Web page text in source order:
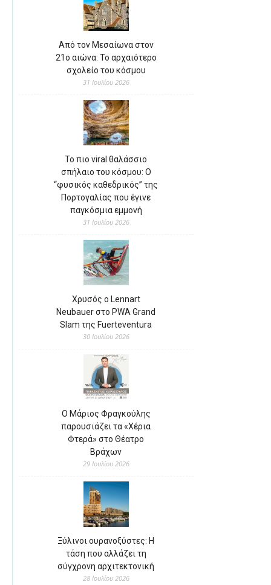
Από τον Μεσαίωνα στον
21ο αιώνα: Το αρχαιότερο
σχολείο του κόσμου
31 Ιουλίου 2026
Το πιο viral θαλάσσιο
σπήλαιο του κόσμου: Ο
“φυσικός καθεδρικός” της
Πορτογαλίας που έγινε
παγκόσμια εμμονή
31 Ιουλίου 2026
Χρυσός ο Lennart
Neubauer στο PWA Grand
Slam της Fuerteventura
30 Ιουλίου 2026
Ο Μάριος Φραγκούλης
παρουσιάζει τα «Χέρια
Φτερά» στο Θέατρο
Βράχων
29 Ιουλίου 2026
Ξύλινοι ουρανοξύστες: Η
τάση που αλλάζει τη
σύγχρονη αρχιτεκτονική
28 Ιουλίου 2026